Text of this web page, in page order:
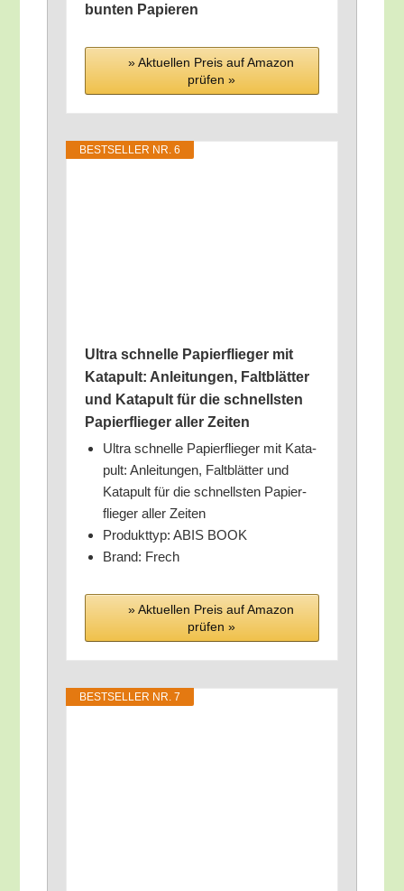
bun­ten Papieren
» Aktu­el­len Preis auf Ama­zon
prü­fen »
BEST­SEL­LER NR. 6
Ultra schnel­le Papier­flie­ger mit
Kata­pult: Anlei­tun­gen, Falt­blät­ter
und Kata­pult für die schnells­ten
Papier­flie­ger aller Zeiten
Ultra schnel­le Papier­flie­ger mit Kata­
pult: Anlei­tun­gen, Falt­blät­ter und
Kata­pult für die schnells­ten Papier­
flie­ger aller Zeiten
Pro­dukt­typ: ABIS BOOK
Brand: Frech
» Aktu­el­len Preis auf Ama­zon
prü­fen »
BEST­SEL­LER NR. 7